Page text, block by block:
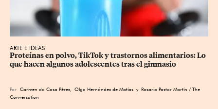
ARTE E IDEAS
Proteínas en polvo, TikTok y trastornos alimentarios: Lo
que hacen algunos adolescentes tras el gimnasio
Por Carmen da Casa Pérez Olga Hernández de Matías y Rosario Pastor Martín / The
Conversation